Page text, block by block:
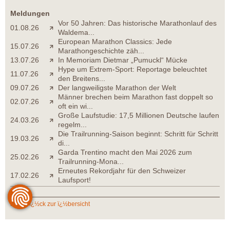
Meldungen
01.08.26
Vor 50 Jahren: Das historische Marathonlauf des
Waldema...
15.07.26
European Marathon Classics: Jede
Marathongeschichte zäh...
13.07.26
In Memoriam Dietmar „Pumuckl“ Mücke
11.07.26
Hype um Extrem-Sport: Reportage beleuchtet
den Breitens...
09.07.26
Der langweiligste Marathon der Welt
02.07.26
Männer brechen beim Marathon fast doppelt so
oft ein wi...
24.03.26
Große Laufstudie: 17,5 Millionen Deutsche laufen
regelm...
19.03.26
Die Trailrunning-Saison beginnt: Schritt für Schritt
di...
25.02.26
Garda Trentino macht den Mai 2026 zum
Trailrunning-Mona...
17.02.26
Erneutes Rekordjahr für den Schweizer
Laufsport!
zurï¿½ck zur ï¿½bersicht